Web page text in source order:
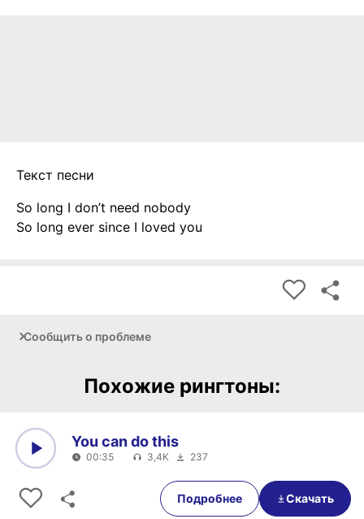
Текст песни
So long I don’t need nobody
So long ever since I loved you
Сообщить о проблеме
Похожие рингтоны:
00:35
You can do this
00:35 3,4K 237
Подробнее Скачать